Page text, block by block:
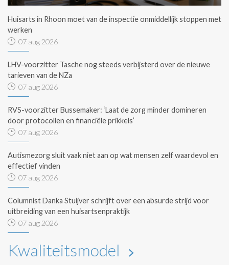
Huisarts in Rhoon moet van de inspectie onmiddellijk stoppen met
werken
07 aug 2026
LHV-voorzitter Tasche nog steeds verbijsterd over de nieuwe
tarieven van de NZa
07 aug 2026
RVS-voorzitter Bussemaker: ‘Laat de zorg minder domineren
door protocollen en financiële prikkels’
07 aug 2026
Autismezorg sluit vaak niet aan op wat mensen zelf waardevol en
effectief vinden
07 aug 2026
Columnist Danka Stuijver schrijft over een absurde strijd voor
uitbreiding van een huisartsenpraktijk
07 aug 2026
Kwaliteitsmodel